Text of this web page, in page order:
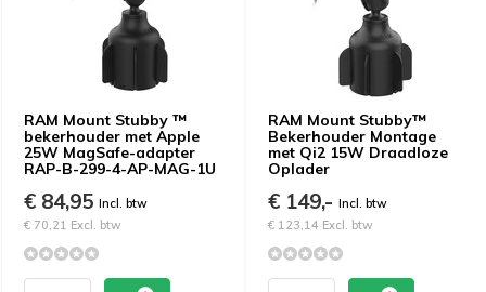
RAM Mount Stubby ™
bekerhouder met Apple
25W MagSafe-adapter
RAP-B-299-4-AP-MAG-1U
€ 84,95 Incl. btw
€ 70,21 Excl. btw
RAM Mount Stubby™
Bekerhouder Montage
met Qi2 15W Draadloze
Oplader
€ 149,- Incl. btw
€ 123,14 Excl. btw